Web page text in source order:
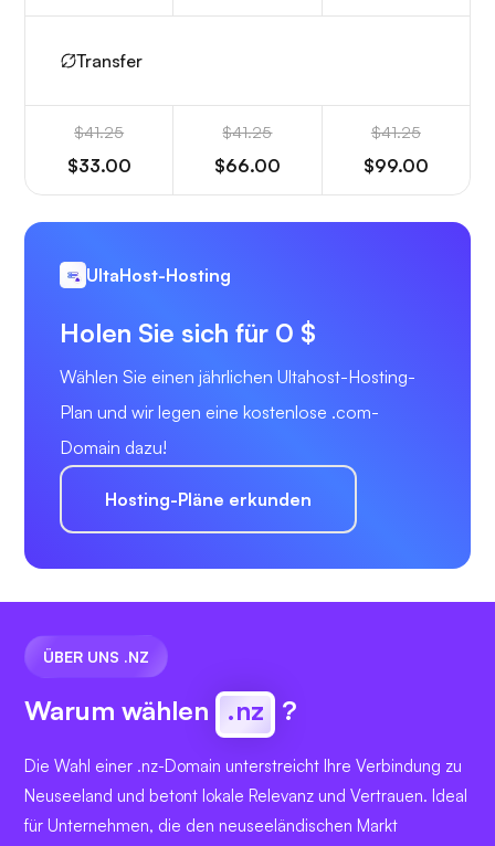
Transfer
$41.25
$33.00
$41.25
$66.00
$41.25
$99.00
UltaHost-Hosting
Holen Sie sich für 0 $
Wählen Sie einen jährlichen Ultahost-Hosting-
Plan und wir legen eine kostenlose .com-
Domain dazu!
Hosting-Pläne erkunden
ÜBER UNS .NZ
Warum wählen .nz ?
Die Wahl einer .nz-Domain unterstreicht Ihre Verbindung zu
Neuseeland und betont lokale Relevanz und Vertrauen. Ideal
für Unternehmen, die den neuseeländischen Markt